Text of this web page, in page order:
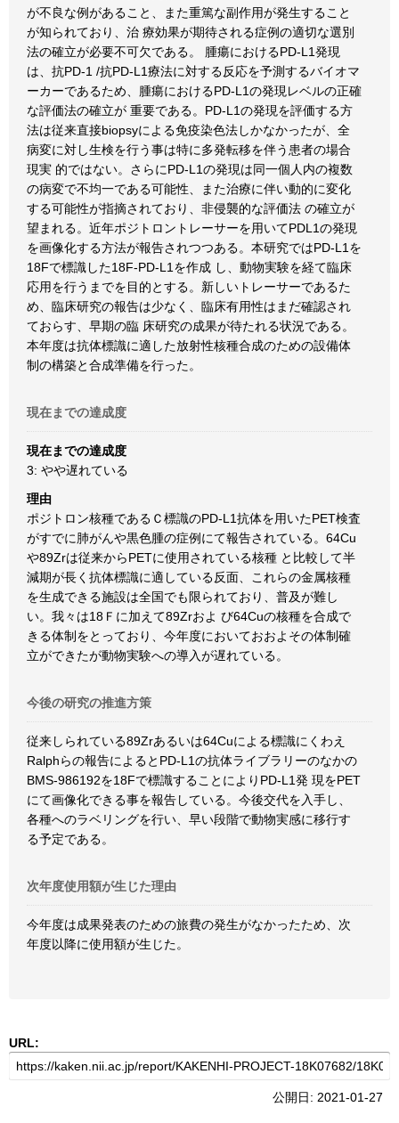
が不良な例があること、また重篤な副作用が発生すること
が知られており、治 療効果が期待される症例の適切な選別
法の確立が必要不可欠である。 腫瘍におけるPD-L1発現
は、抗PD-1 /抗PD-L1療法に対する反応を予測するバイオマ
ーカーであるため、腫瘍におけるPD-L1の発現レベルの正確
な評価法の確立が 重要である。PD-L1の発現を評価する方
法は従来直接biopsyによる免疫染色法しかなかったが、全
病変に対し生検を行う事は特に多発転移を伴う患者の場合
現実 的ではない。さらにPD-L1の発現は同一個人内の複数
の病変で不均一である可能性、また治療に伴い動的に変化
する可能性が指摘されており、非侵襲的な評価法 の確立が
望まれる。近年ポジトロントレーサーを用いてPDL1の発現
を画像化する方法が報告されつつある。本研究ではPD-L1を
18Fで標識した18F-PD-L1を作成 し、動物実験を経て臨床
応用を行うまでを目的とする。新しいトレーサーであるた
め、臨床研究の報告は少なく、臨床有用性はまだ確認され
ておらす、早期の臨 床研究の成果が待たれる状況である。
本年度は抗体標識に適した放射性核種合成のための設備体
制の構築と合成準備を行った。
現在までの達成度
現在までの達成度
3: やや遅れている
理由
ポジトロン核種であるＣ標識のPD-L1抗体を用いたPET検査
がすでに肺がんや黒色腫の症例にて報告されている。64Cu
や89Zrは従来からPETに使用されている核種 と比較して半
減期が長く抗体標識に適している反面、これらの金属核種
を生成できる施設は全国でも限られており、普及が難し
い。我々は18Ｆに加えて89Zrおよ び64Cuの核種を合成で
きる体制をとっており、今年度においておおよその体制確
立ができたが動物実験への導入が遅れている。
今後の研究の推進方策
従来しられている89Zrあるいは64Cuによる標識にくわえ
Ralphらの報告によるとPD-L1の抗体ライブラリーのなかの
BMS-986192を18Fで標識することによりPD-L1発 現をPET
にて画像化できる事を報告している。今後交代を入手し、
各種へのラベリングを行い、早い段階で動物実感に移行す
る予定である。
次年度使用額が生じた理由
今年度は成果発表のための旅費の発生がなかったため、次
年度以降に使用額が生じた。
URL:
公開日: 2021-01-27